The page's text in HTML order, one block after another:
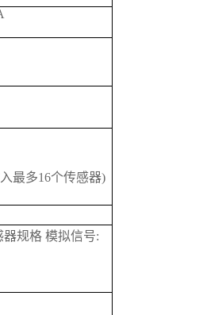
最多16个传感器)
器规格 模拟信号: